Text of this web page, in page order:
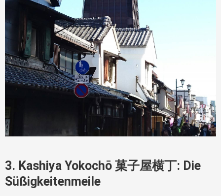
3. Kashiya Yokochō 菓子屋横丁: Die
Süßigkeitenmeile